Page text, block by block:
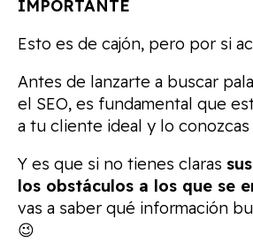
IMPORTANTE
Esto es de cajón, pero por si
Antes de lanzarte a buscar
el SEO, es fundamental que
a tu cliente ideal y lo
Y es que si no tienes claras
los obstáculos a los que se
vas a saber qué información
😉